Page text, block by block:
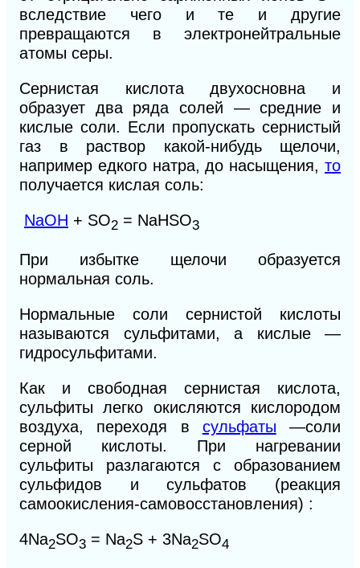
вследствие чего и те и другие
превращаются в электронейтральные
атомы серы.
Сернистая кислота двухосновна и
образует два ряда солей — средние и
кислые соли. Если пропускать сернистый
газ в раствор какой-нибудь щелочи,
например едкого натра, до насыщения, то
получается кислая соль:
NaOH + SO2 = NaHSО3
При избытке щелочи образуется
нормальная соль.
Нормальные соли сернистой кислоты
называются сульфитами, а кислые —
гидросульфитами.
Как и свободная сернистая кислота,
сульфиты легко окисляются кислородом
воздуха, переходя в сульфаты —соли
серной кислоты. При нагревании
сульфиты разлагаются с образованием
сульфидов и сульфатов (реакция
самоокисления-самовосстановления) :
4Na2SO3 = Na2S + 3Na2SO4